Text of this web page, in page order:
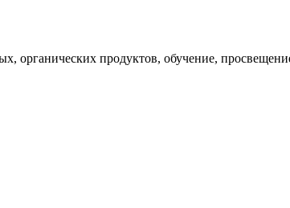
органических продуктов, обучение,